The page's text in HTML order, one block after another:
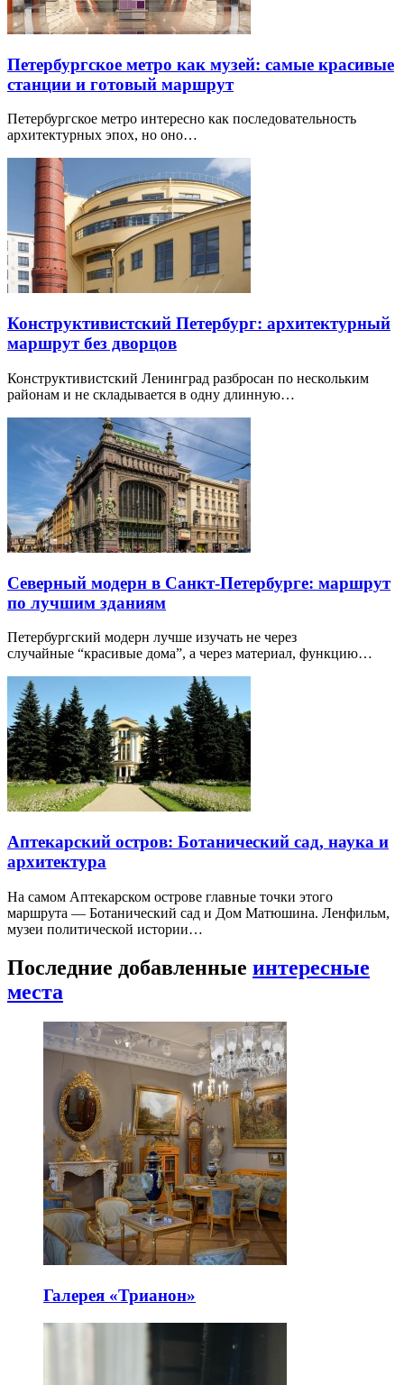
Петербургское метро как музей: самые красивые
станции и готовый маршрут
Петербургское метро интересно как последовательность
архитектурных эпох, но оно…
Конструктивистский Петербург: архитектурный
маршрут без дворцов
Конструктивистский Ленинград разбросан по нескольким
районам и не складывается в одну длинную…
Северный модерн в Санкт-Петербурге: маршрут
по лучшим зданиям
Петербургский модерн лучше изучать не через
случайные “красивые дома”, а через материал, функцию…
Аптекарский остров: Ботанический сад, наука и
архитектура
На самом Аптекарском острове главные точки этого
маршрута — Ботанический сад и Дом Матюшина. Ленфильм,
музеи политической истории…
Последние добавленные интересные
места
Галерея «Трианон»